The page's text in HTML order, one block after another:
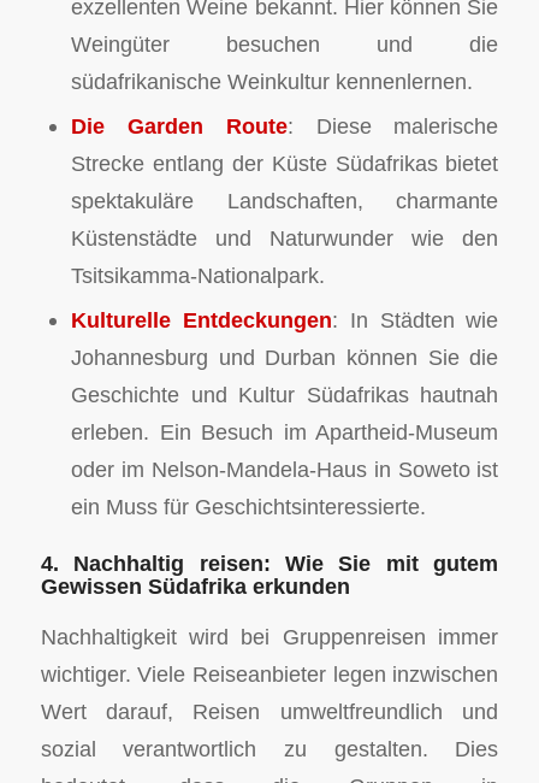
exzellenten Weine bekannt. Hier können Sie
Weingüter besuchen und die
südafrikanische Weinkultur kennenlernen.
Die Garden Route: Diese malerische
Strecke entlang der Küste Südafrikas bietet
spektakuläre Landschaften, charmante
Küstenstädte und Naturwunder wie den
Tsitsikamma-Nationalpark.
Kulturelle Entdeckungen: In Städten wie
Johannesburg und Durban können Sie die
Geschichte und Kultur Südafrikas hautnah
erleben. Ein Besuch im Apartheid-Museum
oder im Nelson-Mandela-Haus in Soweto ist
ein Muss für Geschichtsinteressierte.
4. Nachhaltig reisen: Wie Sie mit gutem
Gewissen Südafrika erkunden
Nachhaltigkeit wird bei Gruppenreisen immer
wichtiger. Viele Reiseanbieter legen inzwischen
Wert darauf, Reisen umweltfreundlich und
sozial verantwortlich zu gestalten. Dies